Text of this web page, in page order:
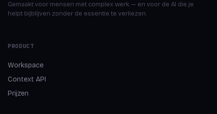
Gemaakt voor mensen met complex werk — en voor de AI die je
helpt bijblijven zonder de essentie te verliezen.
PRODUCT
Workspace
Context API
Prijzen